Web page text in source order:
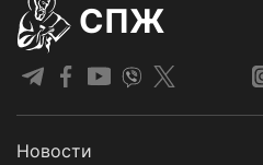
СПЖ
Новости